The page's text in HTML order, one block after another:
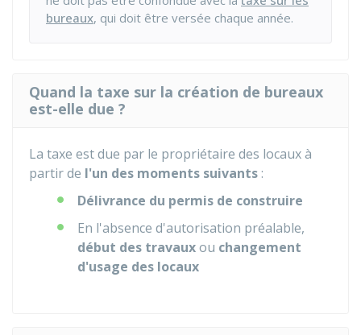
bureaux, qui doit être versée chaque année.
Quand la taxe sur la création de bureaux
est-elle due ?
La taxe est due par le propriétaire des locaux à
partir de l'un des moments suivants :
Délivrance du permis de construire
En l'absence d'autorisation préalable,
début des travauxou changement
d'usage des locaux